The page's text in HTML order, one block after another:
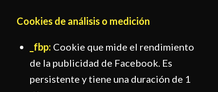
Cookies de análisis o medición
_fbp: Cookie que mide el rendimiento
de la publicidad de Facebook. Es
persistente y tiene una duración de 1